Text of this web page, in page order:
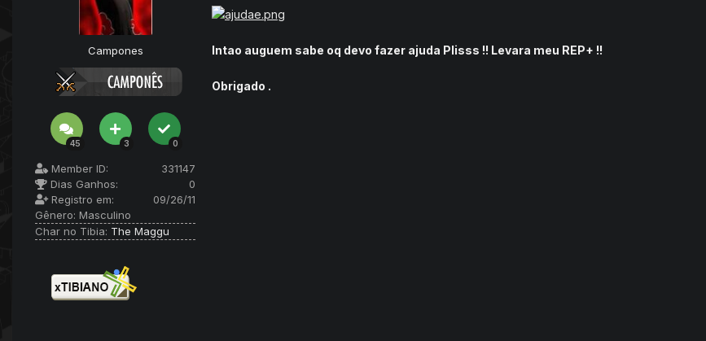
Campones
45 3 0
Member ID:
331147
Dias Ganhos:
0
Registro em:
09/26/11
Gênero: Masculino
Char no Tibia: The Maggu
Intao auguem sabe oq devo fazer ajuda Plisss !! Levara meu REP+ !!
Obrigado .